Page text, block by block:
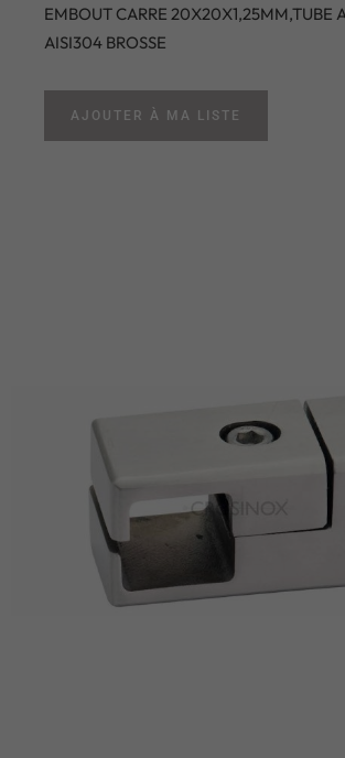
EMBOUT CARRE 20X20X1,25MM,TUBE
AISI304 BROSSE
AJOUTER À MA LISTE